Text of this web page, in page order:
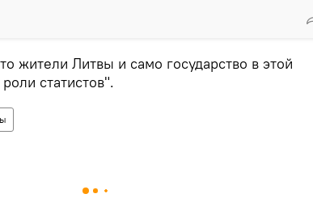
жители Литвы и само государство в этой
статистов".